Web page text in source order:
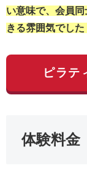
い意味で、会員
きる雰囲気でした
ピラテ
体験料金